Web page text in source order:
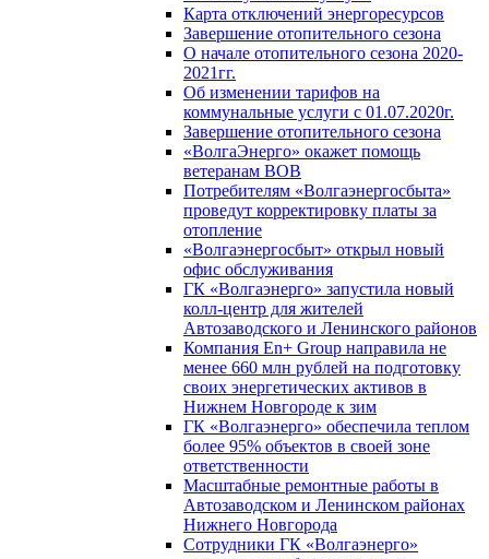
Карта отключений энергоресурсов
Завершение отопительного сезона
О начале отопительного сезона 2020-
2021гг.
Об изменении тарифов на
коммунальные услуги с 01.07.2020г.
Завершение отопительного сезона
«ВолгаЭнерго» окажет помощь
ветеранам ВОВ
Потребителям «Волгаэнергосбыта»
проведут корректировку платы за
отопление
«Волгаэнергосбыт» открыл новый
офис обслуживания
ГК «Волгаэнерго» запустила новый
колл-центр для жителей
Автозаводского и Ленинского районов
Компания En+ Group направила не
менее 660 млн рублей на подготовку
своих энергетических активов в
Нижнем Новгороде к зим
ГК «Волгаэнерго» обеспечила теплом
более 95% объектов в своей зоне
ответственности
Масштабные ремонтные работы в
Автозаводском и Ленинском районах
Нижнего Новгорода
Сотрудники ГК «Волгаэнерго»